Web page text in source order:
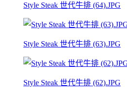
Style Steak 世代牛排 (64).JPG
Style Steak 世代牛排 (63).JPG
Style Steak 世代牛排 (62).JPG